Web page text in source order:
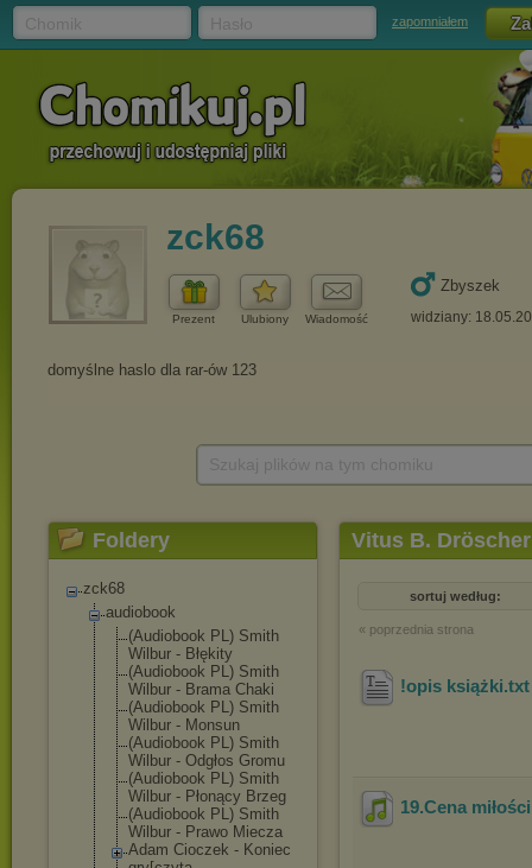
zapomniałem
zck68
Prezent Ulubiony Wiadomość
Zbyszek
widziany:
Foldery
zck68
audiobook
(Audiobook PL) Smith
Wilbur - Błękity
(Audiobook PL) Smith
Wilbur - Brama Chaki
(Audiobook PL) Smith
Wilbur - Monsun
(Audiobook PL) Smith
Wilbur - Odgłos Gromu
(Audiobook PL) Smith
Wilbur - Płonący Brzeg
(Audiobook PL) Smith
Wilbur - Prawo Miecza
Adam Cioczek - Koniec
Vitus B.
sortuj według:
« poprzednia strona
!opis książki
19.Cena miłości